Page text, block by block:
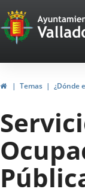
Portal
Web
del
de
InicioTemas ¿Dónde